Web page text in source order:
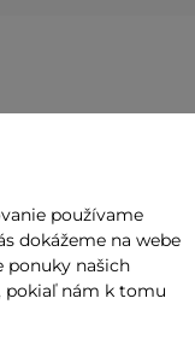
aj
S nízkym
Materiál
používame
dokážeme na webe
ponuky našich
pokiaľ nám k tomu